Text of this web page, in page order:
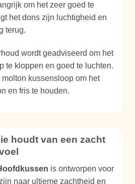
om het zeer goed te
het dons zijn luchtigheid en
terug.
wordt geadviseerd om het
te kloppen en goed te luchten.
kussensloop om het
en fris te houden.
houdt van een zacht
is ontworpen voor
naar ultieme zachtheid en